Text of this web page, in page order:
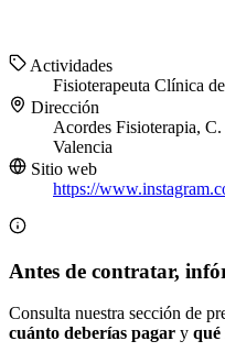
Actividades
Fisioterapeuta Clínica
Dirección
Acordes Fisioterapia,
Valencia
Sitio web
https://
Antes de contratar,
Consulta nuestra sección de
cuánto deberías pagar y qué